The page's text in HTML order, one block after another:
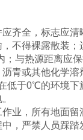
齐全，标志应
不得裸露散装
；与热源距离应
青或其他化学
低于0℃的环境下
业，所有地面
，严禁人员踩踏